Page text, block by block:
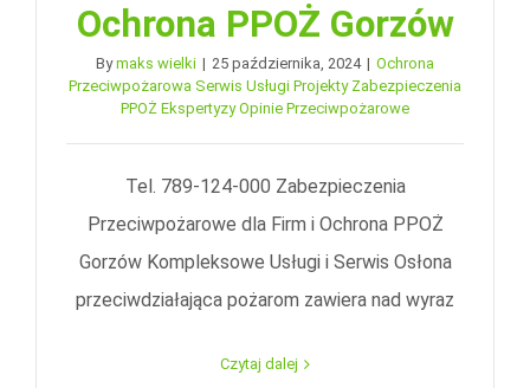
Ochrona PPOŻ Gorzów
Bymaks wielki | 25 października, 2024 | Ochrona
Przeciwpożarowa Serwis Usługi Projekty Zabezpieczenia
PPOŻ Ekspertyzy Opinie Przeciwpożarowe
Tel. 789-124-000 Zabezpieczenia
Przeciwpożarowe dla Firm i Ochrona PPOŻ
Gorzów Kompleksowe Usługi i Serwis Osłona
przeciwdziałająca pożarom zawiera nad wyraz
Czytaj dalej